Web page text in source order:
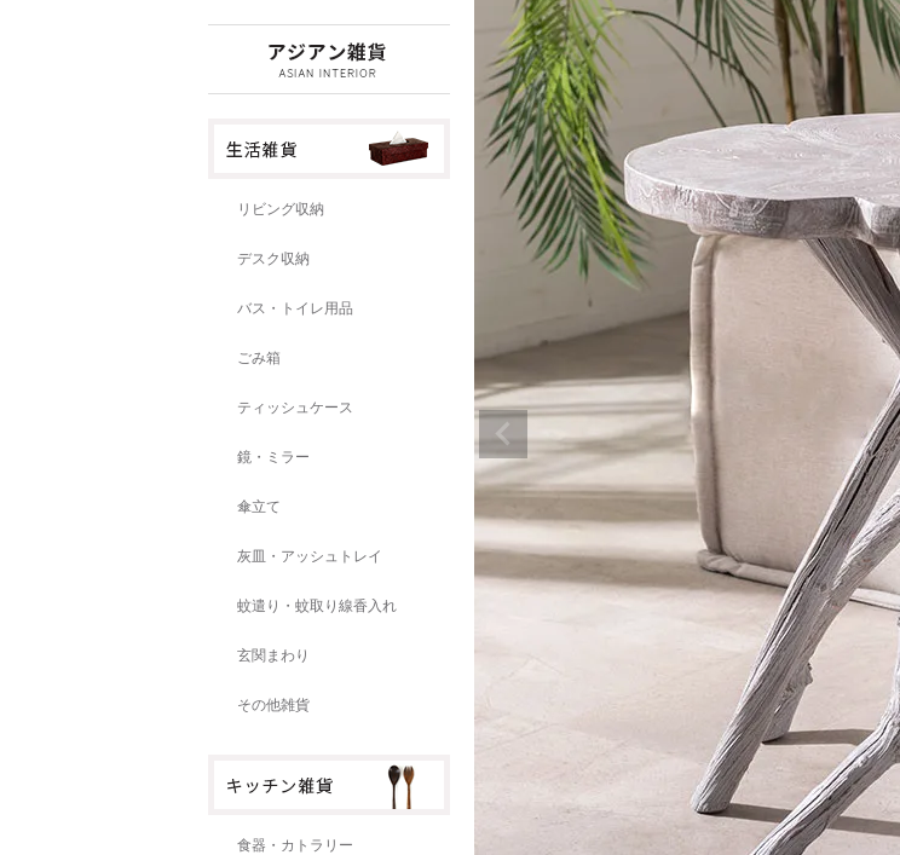
リビング収納
デスク収納
バス・トイレ用品
ごみ箱
ティッシュケース
鏡・ミラー
傘立て
灰皿・アッシュトレイ
蚊遣り・蚊取り線香入れ
玄関まわり
その他雑貨
食器・カトラリー